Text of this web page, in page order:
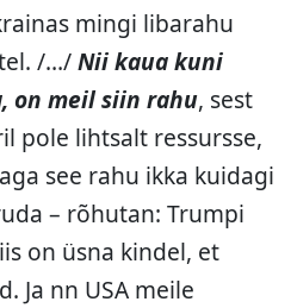
mingi libarahu
/…/Nii kaua kuni
on meil siin rahu, sest
pole lihtsalt ressursse,
see rahu ikka kuidagi
– rõhutan: Trumpi
on üsna kindel, et
Ja nn USA meile